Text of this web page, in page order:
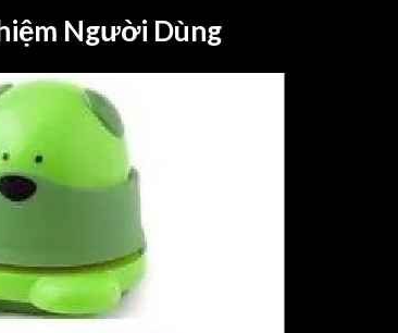
Người Dùng